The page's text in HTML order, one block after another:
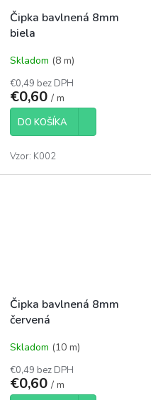
Čipka bavlnená 8mm
biela
Skladom (8 m)
€0,49 bez DPH
€0,60 / m
DO KOŠÍKA
Vzor: K002
Čipka bavlnená 8mm
červená
Skladom (10 m)
€0,49 bez DPH
€0,60 / m